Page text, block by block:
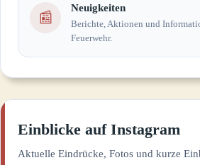
📰
Neuigkeiten
Berichte, Aktionen und
Feuerwehr.
Einblicke auf Instagram
Aktuelle Eindrücke, Fotos und kurze